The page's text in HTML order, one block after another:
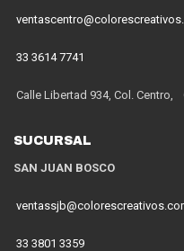
33 3614 7741
Calle Libertad 934, Col. Centro,
SUCURSAL
SAN JUAN BOSCO
33 3801 3359